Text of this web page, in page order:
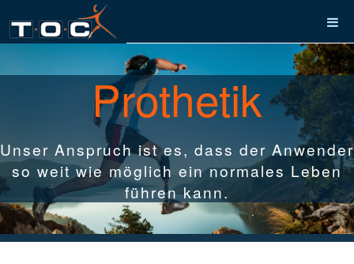
Prothetik
Unser Anspruch ist es, dass der Anwender
so weit wie möglich ein normales Leben
führen kann.